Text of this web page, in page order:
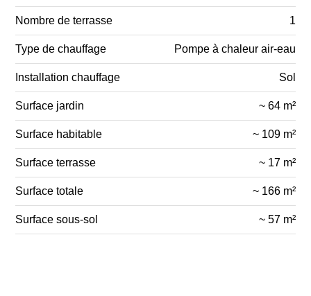
Nombre de terrasse 1
Type de chauffage Pompe à chaleur air-eau
Installation chauffage Sol
Surface jardin ~ 64 m²
Surface habitable ~ 109 m²
Surface terrasse ~ 17 m²
Surface totale ~ 166 m²
Surface sous-sol ~ 57 m²